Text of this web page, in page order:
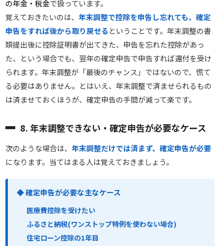
の年金・税金で扱っています。
覚えておきたいのは、年末調整で控除を申告し忘れても、確定
申告をすれば後から取り戻せる ということです。年末調整の書
類提出後に控除証明書が出てきた、申告を忘れた控除があっ
た、という場合でも、翌年の確定申告で申告すれば還付を受け
られます。年末調整が「最後のチャンス」ではないので、慌て
る必要はありません。とはいえ、年末調整で済ませられるもの
は済ませておくほうが、確定申告の手間が減って楽です。
8. 年末調整できない・確定申告が必要なケース
次のような場合は、年末調整だけでは済まず、確定申告が必要
になります。当てはまる人は覚えておきましょう。
◆ 確定申告が必要な主なケース
医療費控除を受けたい
ふるさと納税(ワンストップ特例を使わない場合)
住宅ローン控除の1年目